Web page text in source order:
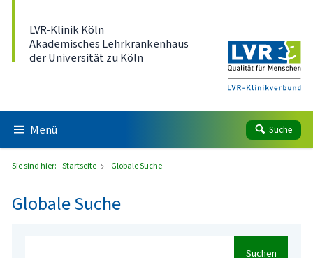
LVR-Klinik Köln
Akademisches Lehrkrankenhaus
der Universität zu Köln
Menü Suche
Sie sind hier: Startseite Globale Suche
Globale Suche
Suchen